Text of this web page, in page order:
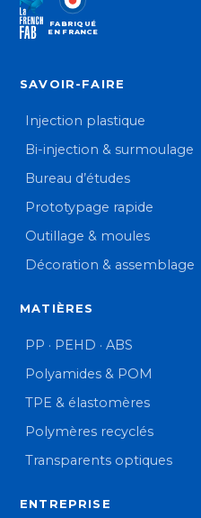
FABRIQUÉ
EN FRANCE
SAVOIR-FAIRE
Injection plastique
Bi-injection & surmoulage
Bureau d’études
Prototypage rapide
Outillage & moules
Décoration & assemblage
MATIÈRES
PP · PEHD · ABS
Polyamides & POM
TPE & élastomères
Polymères recyclés
Transparents optiques
ENTREPRISE